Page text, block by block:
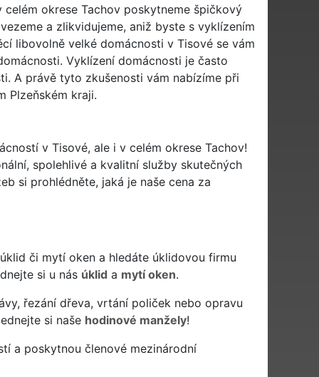
okrese Tachov poskytneme špičkový
a zlikvidujeme, aniž byste s vyklízením
libovolně velké domácnosti v Tisové se vám
Vyklízení domácnosti je často
A právě tyto zkušenosti vám nabízíme při
Plzeňském kraji.
v Tisové, ale i v celém okrese Tachov!
spolehlivé a kvalitní služby skutečných
si prohlédněte, jaká je naše cena za
či mytí oken a hledáte úklidovou firmu
si u nás úklid a mytí oken.
řezání dřeva, vrtání poliček nebo opravu
si naše hodinové manžely!
a poskytnou členové mezinárodní